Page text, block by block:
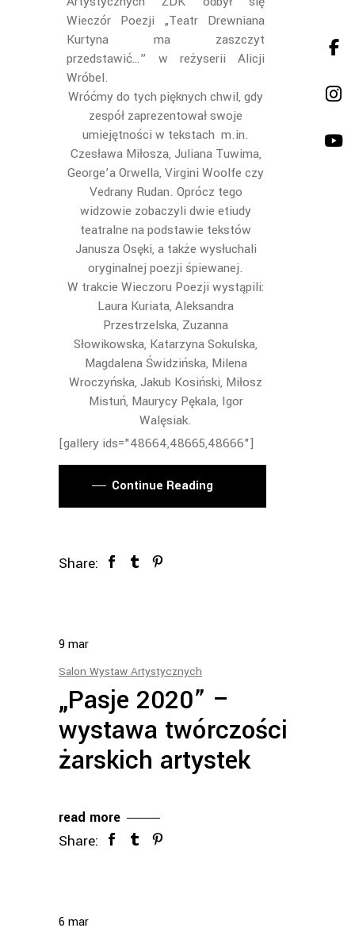
Wieczór Poezji „Teatr Drewniana
Kurtyna ma zaszczyt
przedstawić…” w reżyserii Alicji
Wróbel.
Wróćmy do tych pięknych chwil, gdy
zespół zaprezentował swoje
umiejętności w tekstach m.in.
Czesława Miłosza, Juliana Tuwima,
George’a Orwella, Virgini Woolfe czy
Vedrany Rudan. Oprócz tego
widzowie zobaczyli dwie etiudy
teatralne na podstawie tekstów
Janusza Osęki, a także wysłuchali
oryginalnej poezji śpiewanej.
W trakcie Wieczoru Poezji wystąpili:
Laura Kuriata, Aleksandra
Przestrzelska, Zuzanna
Słowikowska, Katarzyna Sokulska,
Magdalena Świdzińska, Milena
Wroczyńska, Jakub Kosiński, Miłosz
Mistuń, Maurycy Pękala, Igor
Walęsiak.
[gallery ids="48664,48665,48666"]
Continue Reading
Share:
9mar
Salon Wystaw Artystycznych
„Pasje 2020” –
wystawa twórczości
żarskich artystek
read more
Share:
6 mar